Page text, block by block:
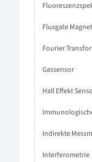
Fluxgate
Fourier
Gassensor
Hall Effekt
Indirekte
Interferometrie